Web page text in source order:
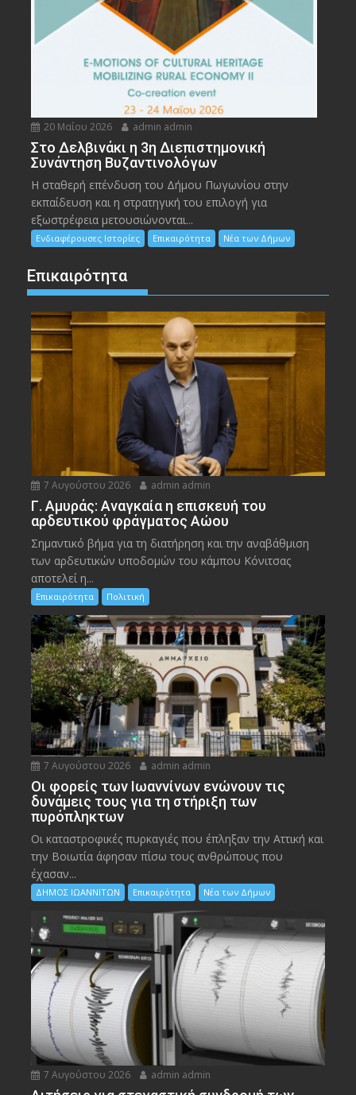
20 Μαΐου 2026 admin admin
Στο Δελβινάκι η 3η Διεπιστημονική
Συνάντηση Βυζαντινολόγων
Η σταθερή επένδυση του Δήμου Πωγωνίου στην
εκπαίδευση και η στρατηγική του επιλογή για
εξωστρέφεια μετουσιώνονται...
Ενδιαφέρουσες Ιστορίες Επικαιρότητα Νέα των Δήμων
Επικαιρότητα
7 Αυγούστου 2026 admin admin
Γ. Αμυράς: Αναγκαία η επισκευή του
αρδευτικού φράγματος Αώου
Σημαντικό βήμα για τη διατήρηση και την αναβάθμιση
των αρδευτικών υποδομών του κάμπου Κόνιτσας
αποτελεί η...
Επικαιρότητα Πολιτική
7 Αυγούστου 2026 admin admin
Οι φορείς των Ιωαννίνων ενώνουν τις
δυνάμεις τους για τη στήριξη των
πυρόπληκτων
Οι καταστροφικές πυρκαγιές που έπληξαν την Αττική και
την Bοιωτία άφησαν πίσω τους ανθρώπους που
έχασαν...
ΔΗΜΟΣ ΙΩΑΝΝΙΤΩΝ Επικαιρότητα Νέα των Δήμων
7 Αυγούστου 2026 admin admin